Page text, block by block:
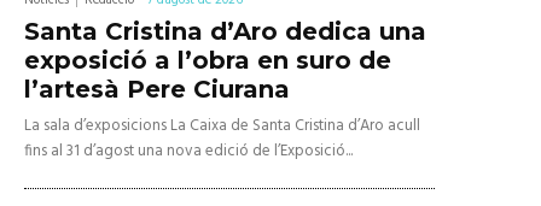
Santa Cristina d’Aro dedica una
exposició a l’obra en suro de
l’artesà Pere Ciurana
La sala d’exposicions La Caixa de Santa Cristina d’Aro acull
fins al 31 d’agost una nova edició de l’Exposició...